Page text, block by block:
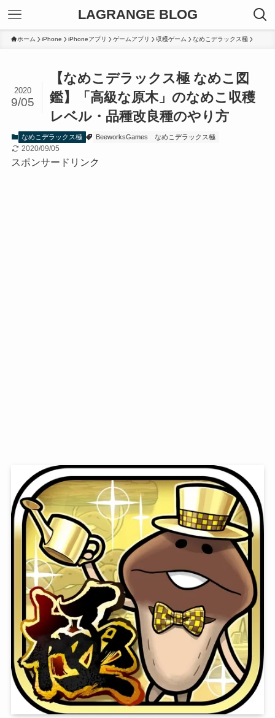
LAGRANGE BLOG
ホーム iPhone iPhoneアプリ ゲームアプリ 収穫ゲーム なめこデラックス極
【なめこデラックス極 なめこ図
鑑】「高級な原木」のなめこ収穫
レベル・品種改良種のやり方
2020
9/05
なめこデラックス極 BeeworksGames なめこデラックス極
2020/09/05
スポンサードリンク